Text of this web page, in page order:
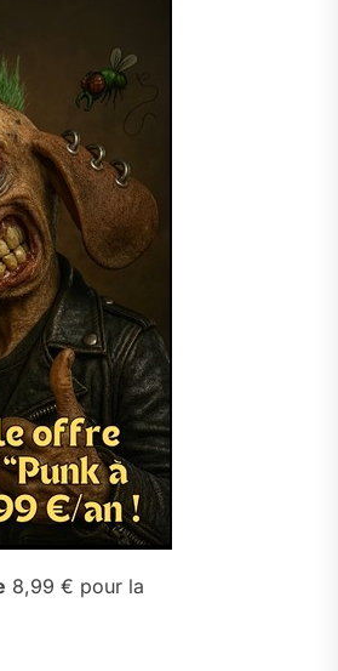
8,99 € pour la